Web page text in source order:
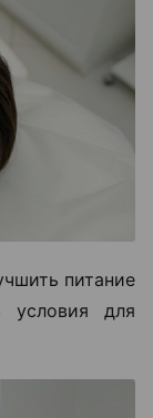
питание
условия для